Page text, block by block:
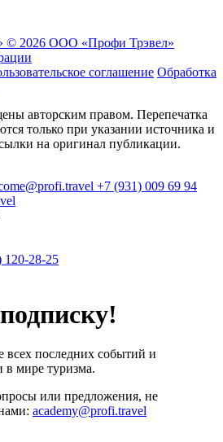
© 2026 ООО «Профи Трэвeл»
соглашение Обработка
авторским правом. Перепечатка
только при указании источника и
на оригинал публикации.
+7 (931) 009 69 94
120-28-25
всех последних событий и
в мире туризма.
или предложения, не
academy@profi.travel